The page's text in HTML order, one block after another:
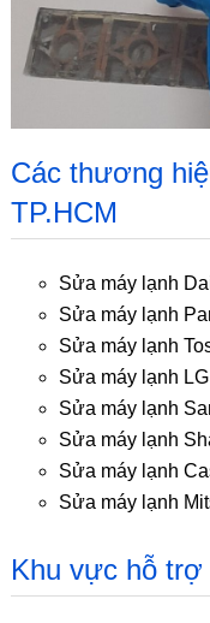
Các thương
TP.HCM
Sửa máy lạnh
Sửa máy lạnh
Sửa máy lạnh
Sửa máy lạnh LG
Sửa máy lạnh
Sửa máy lạnh
Sửa máy lạnh
Sửa máy lạnh
Khu vực hỗ trợ